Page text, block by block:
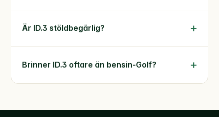
Är ID.3 stöldbegärlig?
Brinner ID.3 oftare än bensin-Golf?